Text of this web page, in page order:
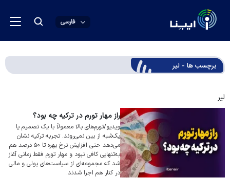
فارسی
برچسب ها - لیر
لیر
راز مهار تورم در ترکیه چه بود؟
ویدیو/تورم‌های بالا معمولاً با یک تصمیم یا
یک‌شبه از بین نمی‌روند. تجربه ترکیه نشان
می‌دهد حتی افزایش نرخ بهره تا ۵۰ درصد هم
به‌تنهایی کافی نبود و مهار تورم فقط زمانی آغاز
شد که مجموعه‌ای از سیاست‌های پولی و مالی
در کنار هم اجرا شدند.